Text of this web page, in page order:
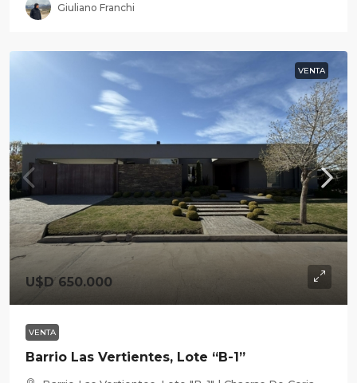
Giuliano Franchi
VENTA
U$D 650.000
VENTA
Barrio Las Vertientes, Lote “B-1”